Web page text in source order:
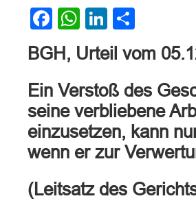
Facebook
WhatsApp
LinkedIn
BGH, Urteil vom
Ein Verstoß des
seine verbliebene
einzusetzen, kann
wenn er zur
(Leitsatz des